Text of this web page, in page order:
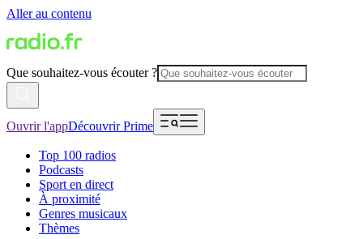
Aller au contenu
Que souhaitez-vous écouter ?
Ouvrir l'appDécouvrir Prime
Top 100 radios
Podcasts
Sport en direct
À proximité
Genres musicaux
Thèmes